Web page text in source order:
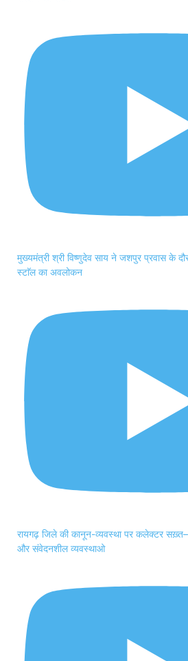
मुख्यमंत्री श्री विष्णुदेव साय ने जशपुर प्रवास के
स्टाॅल का अवलोकन
रायगढ़ जिले की कानून-व्यवस्था पर कलेक्टर
और संवेदनशील व्यवस्थाओ